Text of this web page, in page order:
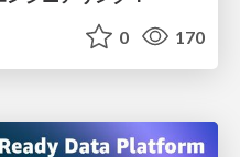
0 170